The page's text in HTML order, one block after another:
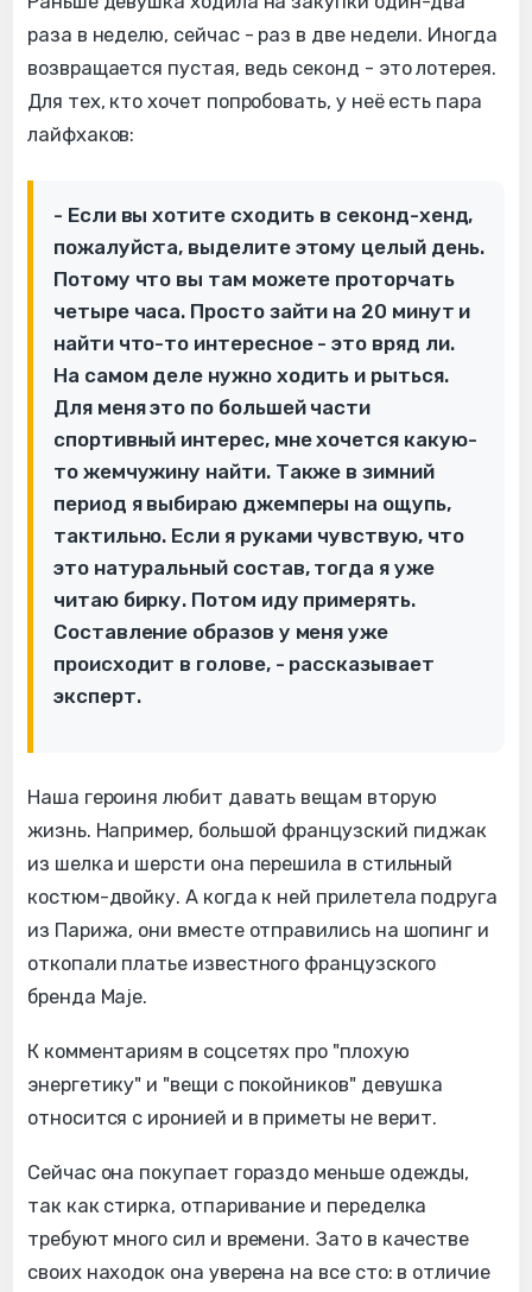
раза в неделю, сейчас - раз в две недели. Иногда
возвращается пустая, ведь секонд - это лотерея.
Для тех, кто хочет попробовать, у неё есть пара
лайфхаков:
- Если вы хотите сходить в секонд-хенд,
пожалуйста, выделите этому целый день.
Потому что вы там можете проторчать
четыре часа. Просто зайти на 20 минут и
найти что-то интересное - это вряд ли.
На самом деле нужно ходить и рыться.
Для меня это по большей части
спортивный интерес, мне хочется какую-
то жемчужину найти. Также в зимний
период я выбираю джемперы на ощупь,
тактильно. Если я руками чувствую, что
это натуральный состав, тогда я уже
читаю бирку. Потом иду примерять.
Составление образов у меня уже
происходит в голове, - рассказывает
эксперт.
Наша героиня любит давать вещам вторую
жизнь. Например, большой французский пиджак
из шелка и шерсти она перешила в стильный
костюм-двойку. А когда к ней прилетела подруга
из Парижа, они вместе отправились на шопинг и
откопали платье известного французского
бренда Maje.
К комментариям в соцсетях про "плохую
энергетику" и "вещи с покойников" девушка
относится с иронией и в приметы не верит.
Сейчас она покупает гораздо меньше одежды,
так как стирка, отпаривание и переделка
требуют много сил и времени. Зато в качестве
своих находок она уверена на все сто: в отличие